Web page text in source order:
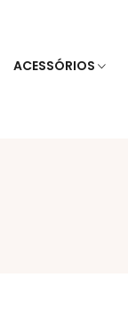
ACESSÓRIOS